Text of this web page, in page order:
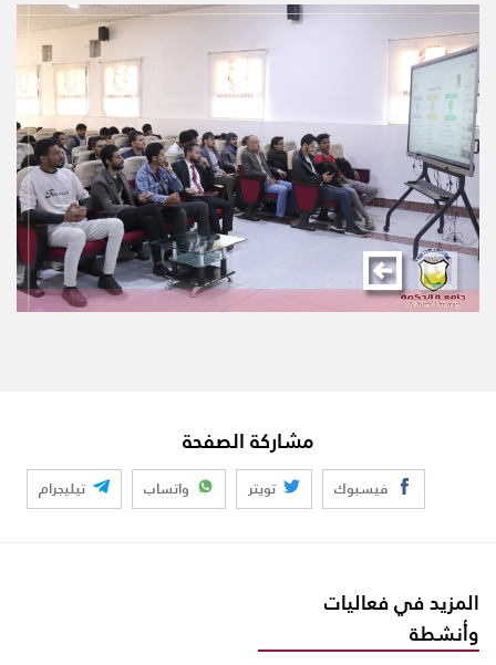
مشاركة الصفحة
فيسبوك تويتر واتساب تيليجرام
المزيد في فعاليات
وأنشطة